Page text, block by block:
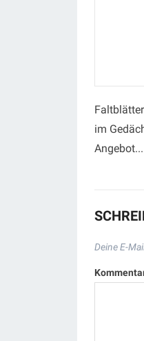
im
Deine E-